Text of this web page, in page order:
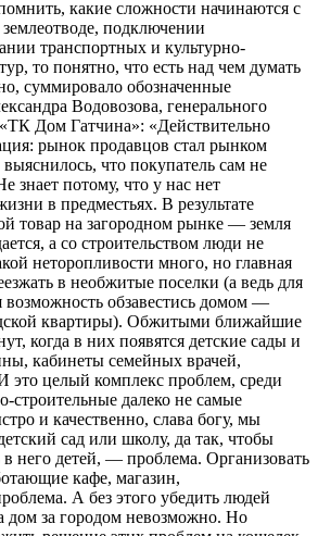
какие сложности начинаются с
подключении
транспортных и культурно-
то понятно, что есть над чем думать
суммировало обозначенные
Водовозова, генерального
Дом Гатчина»: «Действительно
рынок продавцов стал рынком
что покупатель сам не
знает потому, что у нас нет
в предместьях. В результате
товар на загородном рынке — земля
а со строительством люди не
неторопливости много, но главная
в необжитые поселки (а ведь для
возможность обзавестись домом —
квартиры). Обжитыми ближайшие
когда в них появятся детские сады и
кабинеты семейных врачей,
это целый комплекс проблем, среди
строительные далеко не самые
и качественно, слава богу, мы
сад или школу, да так, чтобы
в него детей, — проблема. Организовать
кафе, магазин,
А без этого убедить людей
дом за городом невозможно. Но